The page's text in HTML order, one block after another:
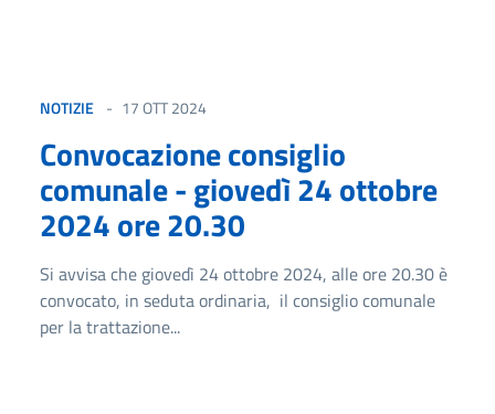
NOTIZIE 17 OTT 2024
Convocazione consiglio
comunale - giovedì 24 ottobre
2024 ore 20.30
Si avvisa che giovedì 24 ottobre 2024, alle ore 20.30 è
convocato, in seduta ordinaria, il consiglio comunale
per la trattazione...